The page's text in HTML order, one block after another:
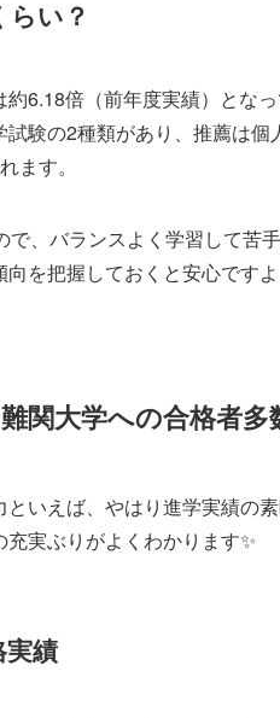
い？
6.18倍（前年度実績）とな
験の2種類があり、推薦は
ます。
で、バランスよく学習して苦
を把握しておくと安心ですよ
関大学への合格者多
いえば、やはり進学実績の
実ぶりがよくわかります✨
績